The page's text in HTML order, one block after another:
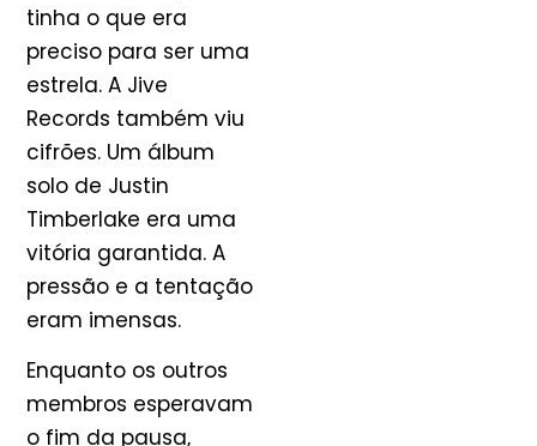
tinha o que era
preciso para ser uma
estrela. A Jive
Records também viu
cifrões. Um álbum
solo de Justin
Timberlake era uma
vitória garantida. A
pressão e a tentação
eram imensas.
Enquanto os outros
membros esperavam
o fim da pausa,